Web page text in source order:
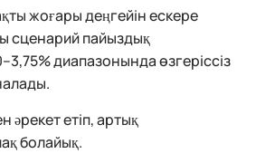
жоғары деңгейін ескере
сценарий пайыздық
диапазонында өзгеріссіз
етіп, артық
болайық.